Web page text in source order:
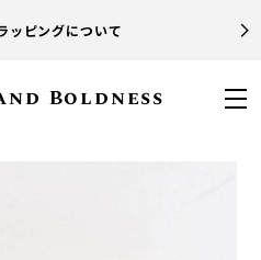
ッピングについて
Boldness